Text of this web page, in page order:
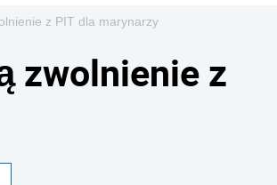
z PIT dla marynarzy
zwolnienie z